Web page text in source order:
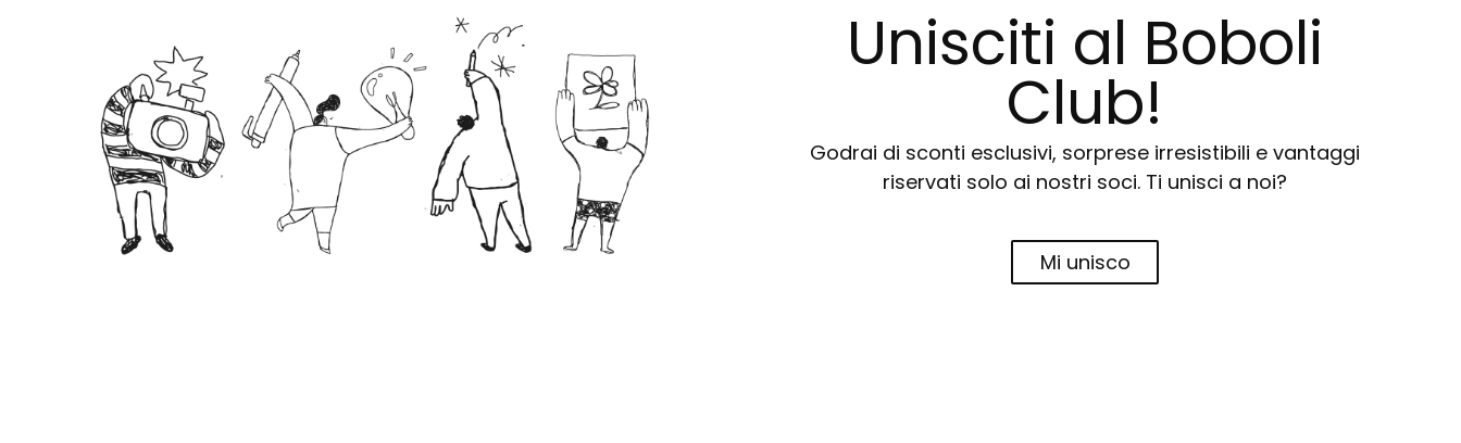
Unisciti al Boboli
Club!
Godrai di sconti esclusivi, sorprese irresistibili e vantaggi
riservati solo ai nostri soci. Ti unisci a noi?
Mi unisco